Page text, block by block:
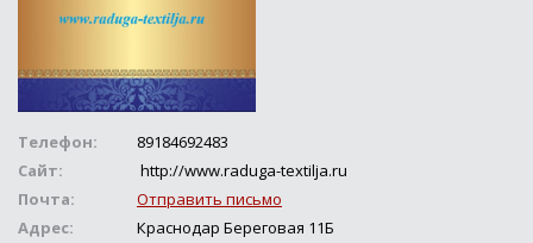
Телефон:
89184692483
Сайт:
http://www.raduga-textilja.ru
Почта:
Отправить письмо
Адрес:
Краснодар Береговая 11Б